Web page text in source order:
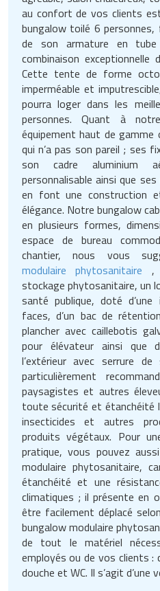
Mobilier fumeurs
Mobilier gabion
Mobilier pour cimetière
Mobilier urbain solaire
Panneaux brise vue
Ponton
Potelets et bornes urbaines
Protection arbres
Signalisation routière
Table de pique nique
Outillage jardin
Panneaux et affichages
magasin
PLV pour magasin
Présentoirs pour magasin
Rasage pour homme
Rayonnages pour magasin
Robots de service
Sac shopping
Thermomètre de mesure
Ustensile cuisine
Vêtements personnalisés
Vitrines pour magasin
Matériel électrique
Mesure et contrôle
Outillage à main
Outillage électrique
Pistolet professionnel
Portes industrielles
Sas de confinement
Signalétique industrielle
Tables pour atelier
Techniques
Traitement de l'air
Traitement des eaux
Trancheuse professionnelle
Transformateur électrique
Tubes et profilés
Tuyau flexible
Tuyau galvanisé
Tuyau renforcé
Ventilateurs et aération
Panneaux et signalétiques
nettoyage
Poubelles et portes sacs
Produits d'essuyage
Produits de nettoyage
professionnels
Produits pour lave vaisselle
Protection anti-inondation
Pulvérisateurs
Robots de nettoyage
Savons et soins du corps
Tapis de bureau
Tapis et caillebotis
Traitement des surfaces
Traitement du linge
Vestiaires et casiers
Equipement multisport
Equipement paintball
Equipement pour
Equipement pour vélo
Equipement rugby
Equipement sport de
Equipement tennis
Equipement Tir à l'arc
Equipement Tir au fusil
Equipement volley ball
Equipements de football
Equipements de karting
Equipements pour patinage
Equipements pour roller
Equipements pour
Equipements pour stade
sportif
Jeu gymnique
Loisirs
Machines à café
Machines d'emballage
Marmites professionnelles
Matériel boulangerie
Matériel découpe de cuisine
Matériel pizzeria
Matériels d'hygiène pour
Meuble inox de cuisine
Mixeurs et blenders
Mobilier self service
Pétrin professionnel
Piano de cuisson
Plats et plateaux
Pompes à sauce
Portes commandes
Présentoir pour restaurant
Réchaud professionnel
Réfrigérateur professionnel
Restauration foraine
Outillage BTP
Peinture
Plafond
Protections murales
Réparation de sol
Sécurité du chantier
Signalisations de chantier
Tapis agricoles
Services juridiques
Téléphone portable
Téléphonie pour entreprise
Transport
Travaux agricoles
Travaux maison
Véhicules professionnels
au confort de vos clients
bungalow toilé 6
de son armature en
combinaison
Cette tente de forme
imperméable et
pourra loger dans les
personnes. Quant à
équipement haut de
qui n’a pas son pareil ; ses
son cadre aluminium
personnalisable ainsi que
en font une construction
élégance. Notre bungalow
en plusieurs formes,
espace de bureau
chantier, nous vous
modulaire phytosanitaire ,
stockage phytosanitaire, un
santé publique, doté
faces, d’un bac de
plancher avec caillebotis
pour élévateur ainsi que
l’extérieur avec serrure
particulièrement
paysagistes et autres
toute sécurité et étanchéité
insecticides et autres
produits végétaux. Pour
pratique, vous pouvez
modulaire phytosanitaire,
étanchéité et une
climatiques ; il présente en
être facilement déplacé
bungalow modulaire
de tout le matériel
employés ou de vos clients :
douche et WC. Il s’agit d’une